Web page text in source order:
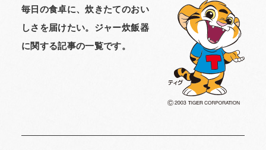
毎日の食卓に、炊きたてのおい
しさを届けたい。ジャー炊飯器
に関する記事の一覧です。